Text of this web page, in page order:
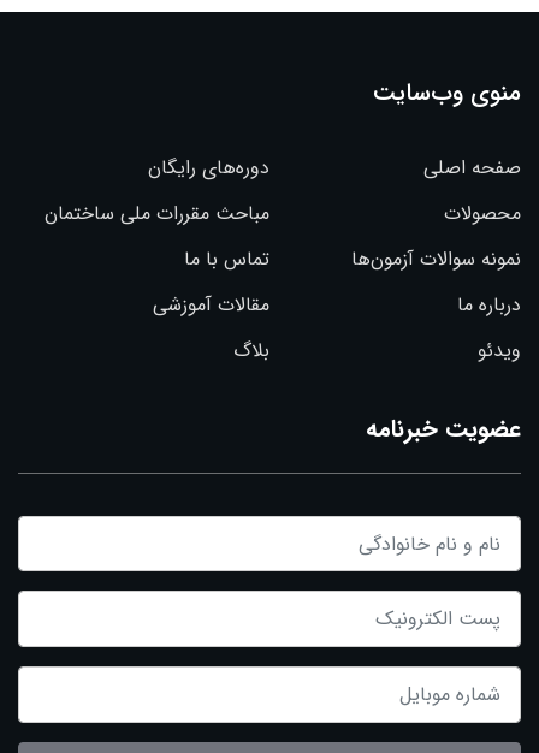
منوی وب‌سایت
صفحه اصلی
دوره‌های رایگان
محصولات
مباحث مقررات ملی ساختمان
نمونه سوالات آزمون‌ها
تماس با ما
درباره ما
مقالات آموزشی
ویدئو
بلاگ
عضویت خبرنامه